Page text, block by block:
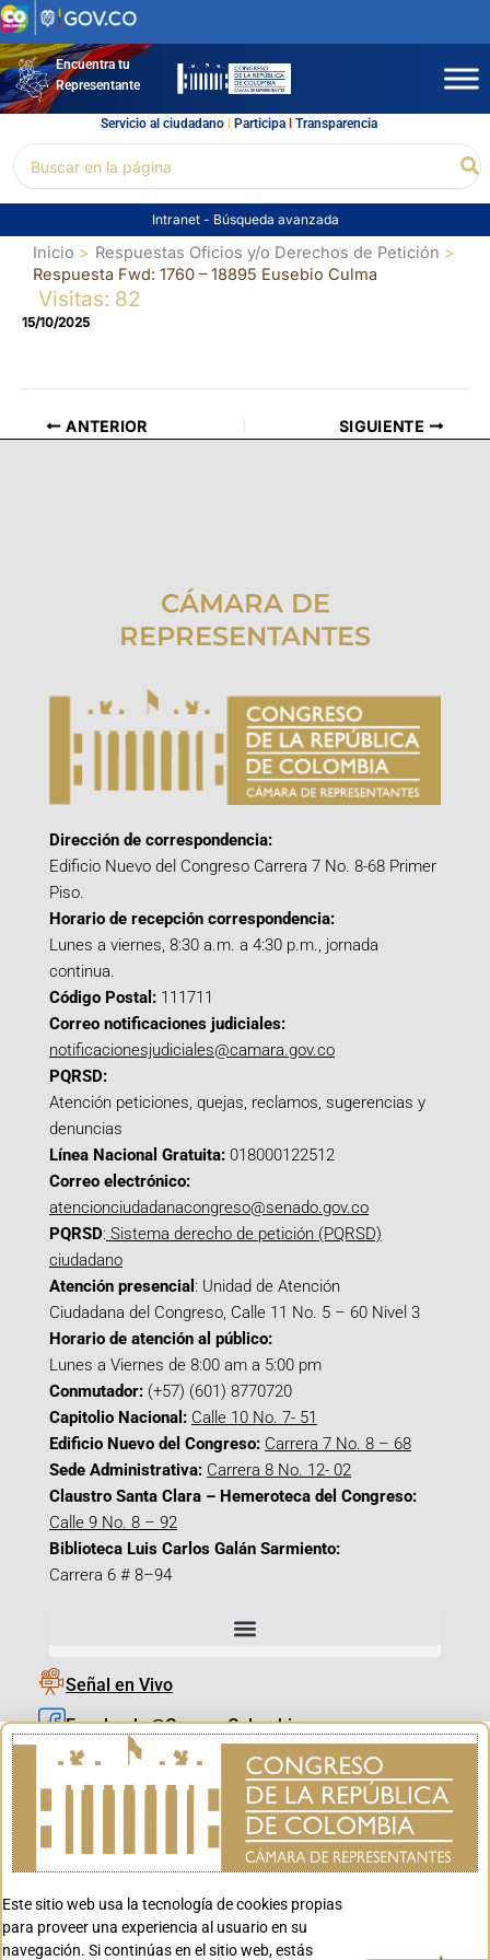
Ir
al
contenidoEncuentra tu
Representante
Servicio al ciudadano l Participal Transparencia
por:
Intranet - Búsqueda avanzada
Inicio
Respuestas Oficios y/o Derechos de Petición
Respuesta Fwd: 1760 – 18895 Eusebio Culma
Visitas: 82
15/10/2025
ANTERIOR SIGUIENTE
CÁMARA DE
REPRESENTANTES
Dirección de correspondencia:
Edificio Nuevo del Congreso Carrera 7 No. 8-68 Primer
Piso.
Horario de recepción correspondencia:
Lunes a viernes, 8:30 a.m. a 4:30 p.m., jornada
continua.
Código Postal: 111711
Correo notificaciones judiciales:
notificacionesjudiciales@camara.gov.co
PQRSD:
Atención peticiones, quejas, reclamos, sugerencias y
denuncias
Línea Nacional Gratuita: 018000122512
Correo electrónico:
atencionciudadanacongreso@senado.gov.co
PQRSD: Sistema derecho de petición (PQRSD)
ciudadano
Atención presencial : Unidad de Atención
Ciudadana del Congreso, Calle 11 No. 5 – 60 Nivel 3
Horario de atención al público:
Lunes a Viernes de 8:00 am a 5:00 pm
Conmutador: (+57) (601) 8770720
Capitolio Nacional: Calle 10 No. 7- 51
Edificio Nuevo del Congreso: Carrera 7 No. 8 – 68
Sede Administrativa: Carrera 8 No. 12- 02
Claustro Santa Clara – Hemeroteca del Congreso:
Calle 9 No. 8 – 92
Biblioteca Luis Carlos Galán Sarmiento:
Carrera 6 # 8–94
Señal en Vivo
Facebook_@CamaraColombia
Instagram_@CamaraColombia
X_@CamaraColombia
Youtube_@CamaraColombia
Youtube_@CanalCongreso
Este sitio web usa la tecnología de cookies propias
para proveer una experiencia al usuario en su
navegación. Si continúas en el sitio web, estás